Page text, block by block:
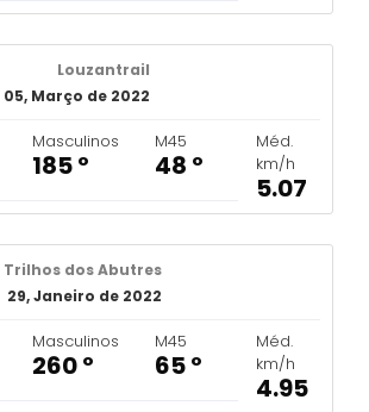
Louzantrail
05, Março de 2022
Masculinos
185 º
M45
48 º
Méd.
km/h
5.07
Trilhos dos Abutres
29, Janeiro de 2022
Masculinos
260 º
M45
65 º
Méd.
km/h
4.95